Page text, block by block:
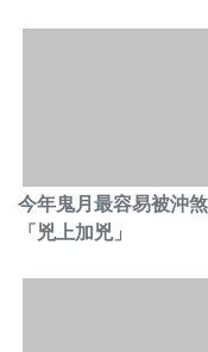
今年鬼月最容易被沖
「兇上加兇」